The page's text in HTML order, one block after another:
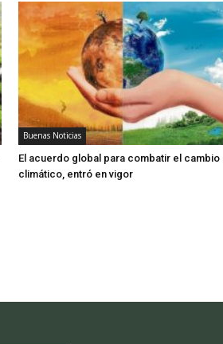
Buenas Noticias
El acuerdo global para combatir el cambio
climático, entró en vigor